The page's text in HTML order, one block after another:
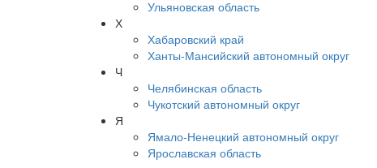
Ульяновская область
Х
Хабаровский край
Ханты-Мансийский автономный округ
Ч
Челябинская область
Чукотский автономный округ
Я
Ямало-Ненецкий автономный округ
Ярославская область